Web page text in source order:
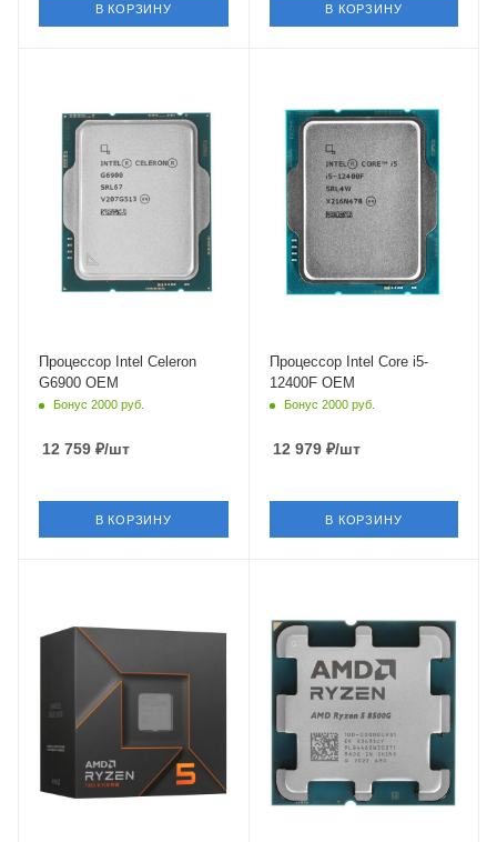
В КОРЗИНУ В КОРЗИНУ
Intel Alder Lake-S
Максимальная частота в
турбо режиме
0 ГГц
Встроенный контроллер
PCI Express
PCIe 5.0
Процессор Intel Celeron
G6900 OEM
Бонус 2000 руб.
12 759 ₽/шт
В КОРЗИНУ
Ядро
Intel Alder Lake-S
Максимальная частота в
турбо режиме
4.4 ГГц
Встроенный контроллер
PCI Express
PCIe 5.0
Процессор Intel Core i5-
12400F OEM
Бонус 2000 руб.
12 979₽/шт
В КОРЗИНУ
Ядро
AMD Raphael
Максимальная частота в
турбо режиме
Встроенный контроллер
PCI Express
PCIe 5.0
Ядро
AMD Phoenix
Максимальная частота в
турбо режиме
5 ГГц
Встроенный контроллер
PCI Express
PCIe 4.0